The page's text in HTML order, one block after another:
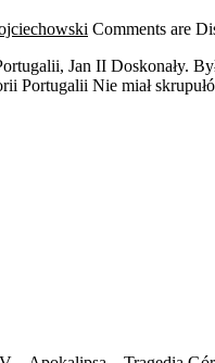
Comments are
Jan II Doskonały.
Portugalii Nie miał